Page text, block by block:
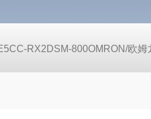
RX2DSM-800OMRON/欧